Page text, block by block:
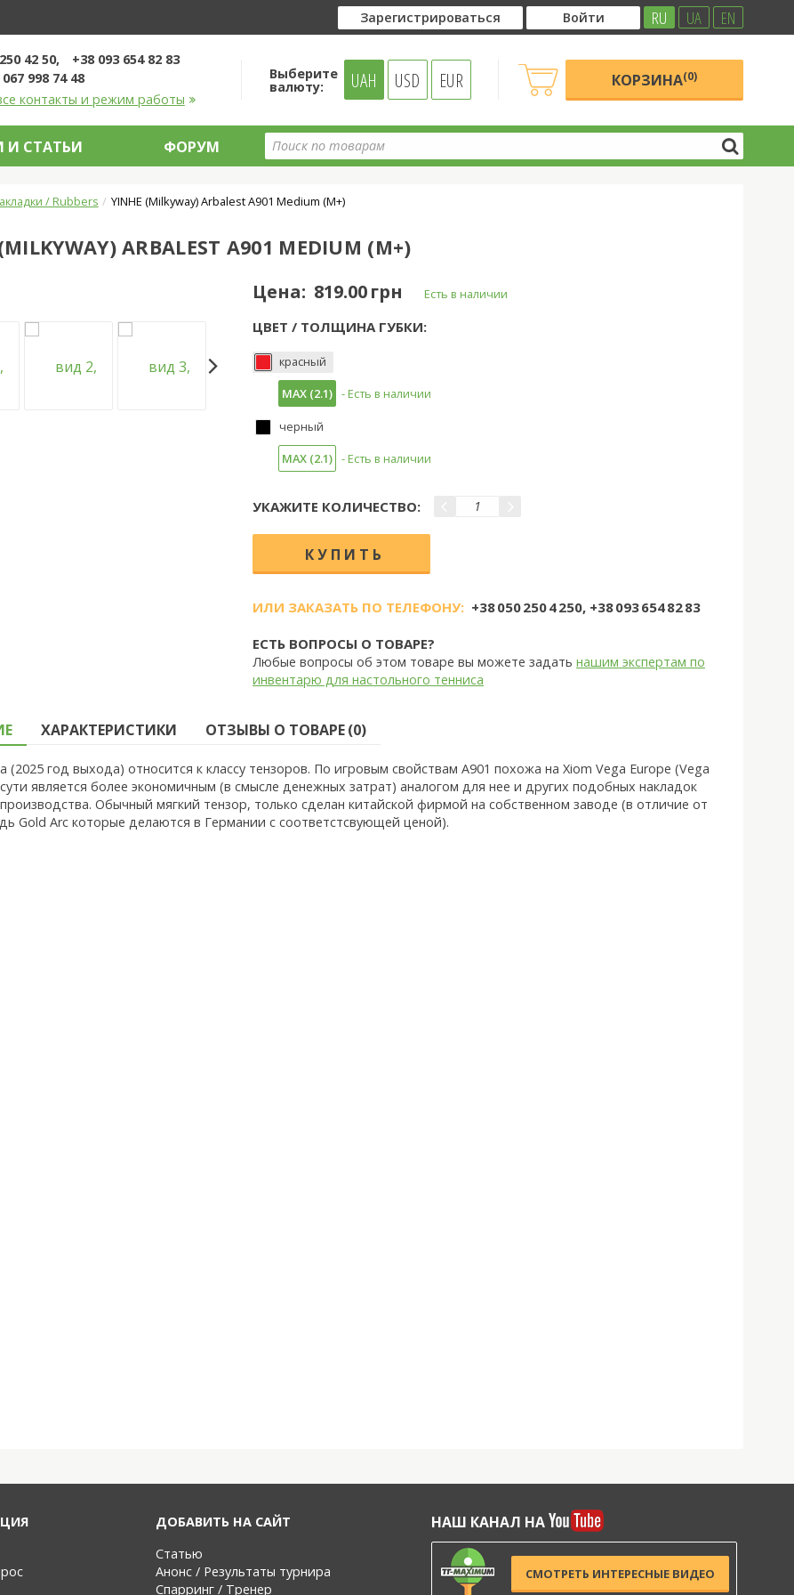
Зарегистрироваться Войти RU UA EN
42 50
+38 093 654 82 83
998 74 48
контакты и режим работы
Выберите
валюту: UAH USD EUR КОРЗИНА(0)
И СТАТЬИ ФОРУМ
/ Rubbers YINHE (Milkyway) Arbalest A901 Medium (M+)
ARBALEST A901 MEDIUM (M+)
Цена: 819.00 грн Есть в наличии
ЦВЕТ / ТОЛЩИНА ГУБКИ:
красный
MAX (2.1) - Есть в наличии
черный
MAX (2.1) - Есть в наличии
УКАЖИТЕ КОЛИЧЕСТВО:
ИЛИ ЗАКАЗАТЬ ПО ТЕЛЕФОНУ: +38 050 250 4 250, +38 093 654 82 83
ЕСТЬ ВОПРОСЫ О ТОВАРЕ?
Любые вопросы об этом товаре вы можете задать нашим экспертам по
инвентарю для настольного тенниса
ХАРАКТЕРИСТИКИ ОТЗЫВЫ О ТОВАРЕ (0)
(2025 год выхода) относится к классу тензоров. По игровым свойствам A901 похожа на Xiom Vega Europe (Vega
является более экономичным (в смысле денежных затрат) аналогом для нее и других подобных накладок
Обычный мягкий тензор, только сделан китайской фирмой на собственном заводе (в отличие от
Gold Arc которые делаются в Германии с соответстсвующей ценой).
ДОБАВИТЬ НА САЙТ
Статью
Анонс / Результаты турнира
Спарринг / Тренер
НАШ КАНАЛ НА
СМОТРЕТЬ ИНТЕРЕСНЫЕ ВИДЕО